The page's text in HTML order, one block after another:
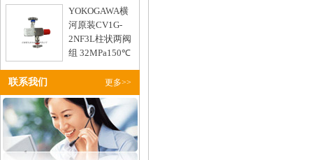
型号：
YOKOGAWA横
河原装CV1G-
2NF3L柱状两阀
组 32MPa150℃
型号：
更多>>
联系我们